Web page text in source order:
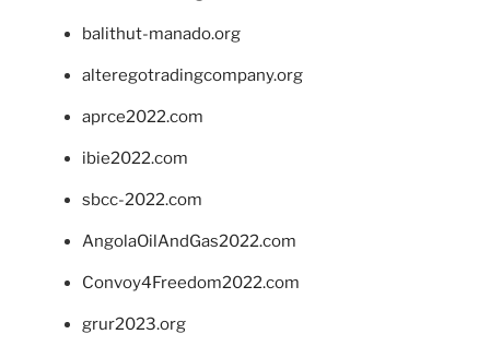
balithut-manado.org
alteregotradingcompany.org
aprce2022.com
ibie2022.com
sbcc-2022.com
AngolaOilAndGas2022.com
Convoy4Freedom2022.com
grur2023.org